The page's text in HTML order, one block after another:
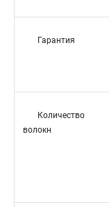
Гарантия
Количество
волокн